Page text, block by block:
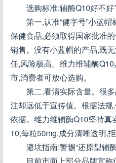
选购标准:辅酶Q10好不
第一,认准“健字号”小蓝
保健食品,必须取得国家批准
销售。没有小蓝帽的产品,既
任,风险极高。维力维辅酶
市,消费者可放心选购。
第二,看清实际含量。很
注却远低于宣传值。根据法
依据。维力维辅酶Q10坚持
10,每粒50mg,成分清晰透明,拒
避坑指南:警惕“还原型辅